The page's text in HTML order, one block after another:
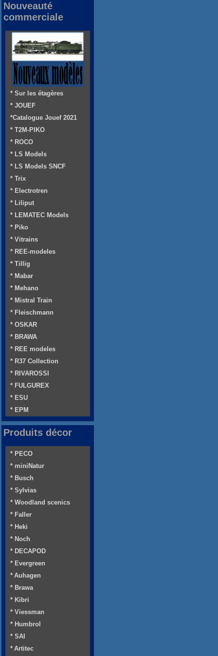
Nouveauté
commerciale
* Sur les étagères
* JOUEF
*Catalogue Jouef 2021
* T2M-PIKO
* ROCO
* LS Models
* LS Models SNCF
* Trix
* Electrotren
* Liliput
* LEMATEC Models
* Piko
* Vitrains
* REE-modeles
* Tillig
* Mabar
* Mehano
* Mistral Train
* Fleischmann
* OSKAR
* BRAWA
* REE modeles
* R37 Collection
* RIVAROSSI
* FULGUREX
* ESU
* EPM
Produits décor
* PECO
* miniNatur
* Busch
* Sylvias
* Woodland scenics
* Faller
* Heki
* Noch
* DECAPOD
* Evergreen
* Auhagen
* Brawa
* Kibri
* Viessman
* Humbrol
* SAI
* Artitec